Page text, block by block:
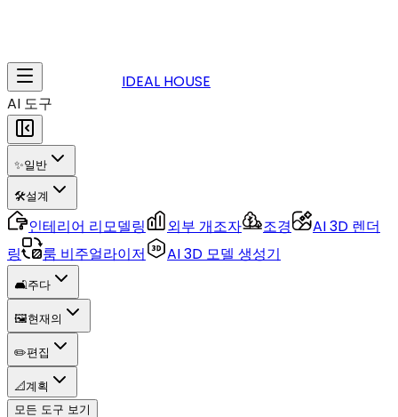
IDEAL HOUSE
AI 도구
✨일반
🛠️설계
인테리어 리모델링 외부 개조자 조경
AI 3D 렌더
링
룸 비주얼라이저 AI 3D 모델 생성기
🛋️주다
🖼️현재의
✏️편집
📐계획
모든 도구 보기